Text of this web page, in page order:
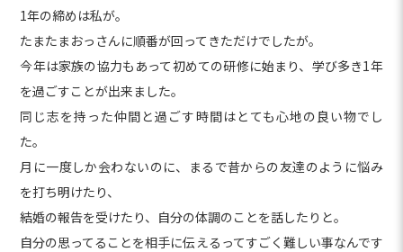
1年の締めは私が。
たまたまおっさんに順番が回ってきただけでしたが。
今年は家族の協力もあって初めての研修に始まり、学び多き1年
を過ごすことが出来ました。
同じ志を持った仲間と過ごす時間はとても心地の良い物でし
た。
月に一度しか会わないのに、まるで昔からの友達のように悩み
を打ち明けたり、
結婚の報告を受けたり、自分の体調のことを話したりと。
自分の思ってることを相手に伝えるってすごく難しい事なんです